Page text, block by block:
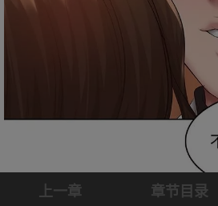
上一章 章节目录